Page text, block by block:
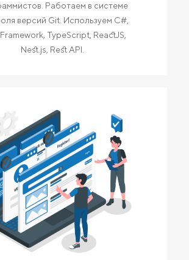
Работаем в системе
версий Git. Используем C#,
TypeScript, ReactJS,
Nest.js, Rest API.